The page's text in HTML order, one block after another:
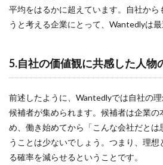
平均をはるかに超えています。自社から
うと考える企業にとって、Wantedlyは最
5.自社の価値観に共感した人物
前述したように、Wantedlyでは自社の
候補者が集められます。候補者は企業の
め、働き始めてから「こんな会社だとは
うことは少ないでしょう。つまり、理
る確率を減らせるということです。